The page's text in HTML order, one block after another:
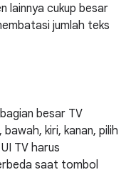
lainnya cukup besar
jumlah teks
besar TV
kiri, kanan, pilih
TV harus
saat tombol